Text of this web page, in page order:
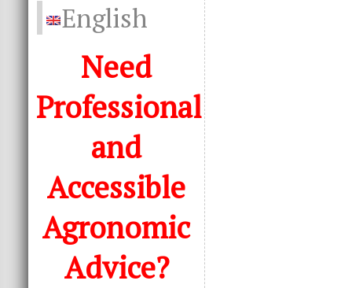
English
Need
Professional
and
Accessible
Agronomic
Advice?